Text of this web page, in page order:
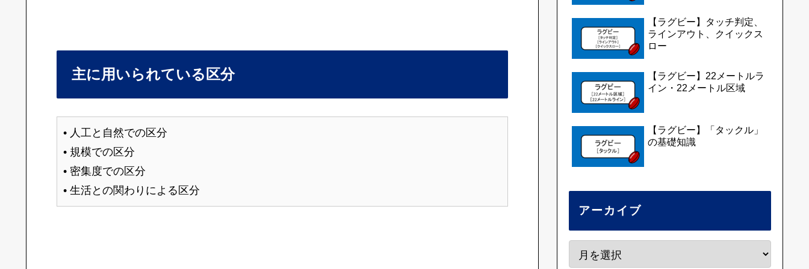
主に用いられている区分
• 人工と自然での区分
• 規模での区分
• 密集度での区分
• 生活との関わりによる区分
【ラグビー】タッチ判定、
ラインアウト、クイックス
ロー
【ラグビー】22メートルラ
イン・22メートル区域
【ラグビー】「タックル」
の基礎知識
アーカイブ